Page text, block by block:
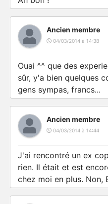
Ancien membre
04/03/2014 à 14:38
Ouai ^^ que des
sûr, y'a bien quelques
gens sympas, francs...
Ancien membre
04/03/2014 à 14:44
J'ai rencontré un ex
rien. Il était et est
chez moi en plus. Non,